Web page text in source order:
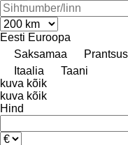
Eesti Euroopa
Saksamaa
Itaalia
Taani
kuva kõik
kuva kõik
Hind